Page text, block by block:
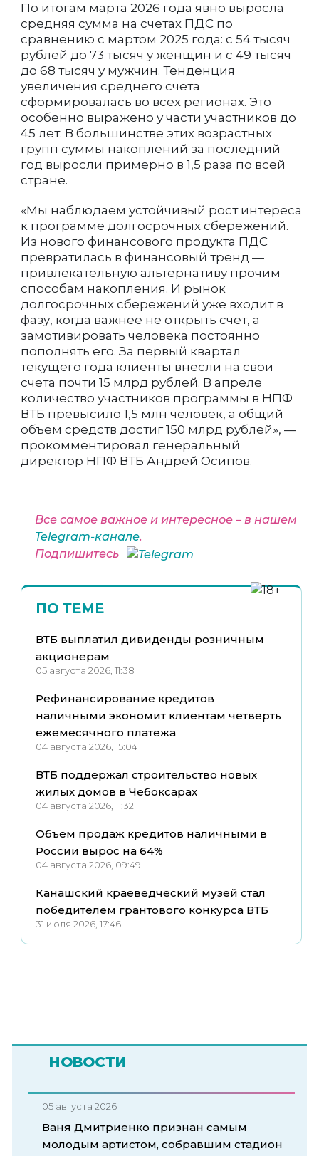
По итогам марта 2026 года явно выросла
средняя сумма на счетах ПДС по
сравнению с мартом 2025 года: с 54 тысяч
рублей до 73 тысяч у женщин и с 49 тысяч
до 68 тысяч у мужчин. Тенденция
увеличения среднего счета
сформировалась во всех регионах. Это
особенно выражено у части участников до
45 лет. В большинстве этих возрастных
групп суммы накоплений за последний
год выросли примерно в 1,5 раза по всей
стране.
«Мы наблюдаем устойчивый рост интереса
к программе долгосрочных сбережений.
Из нового финансового продукта ПДС
превратилась в финансовый тренд —
привлекательную альтернативу прочим
способам накопления. И рынок
долгосрочных сбережений уже входит в
фазу, когда важнее не открыть счет, а
замотивировать человека постоянно
пополнять его. За первый квартал
текущего года клиенты внесли на свои
счета почти 15 млрд рублей. В апреле
количество участников программы в НПФ
ВТБ превысило 1,5 млн человек, а общий
объем средств достиг 150 млрд рублей», —
прокомментировал генеральный
директор НПФ ВТБ Андрей Осипов.
Все самое важное и интересное – в нашем
Telegram-канале.
Подпишитесь
ПО ТЕМЕ
ВТБ выплатил дивиденды розничным
акционерам
05 августа 2026, 11:38
Рефинансирование кредитов
наличными экономит клиентам четверть
ежемесячного платежа
04 августа 2026, 15:04
ВТБ поддержал строительство новых
жилых домов в Чебоксарах
04 августа 2026, 11:32
Объем продаж кредитов наличными в
России вырос на 64%
04 августа 2026, 09:49
Канашский краеведческий музей стал
победителем грантового конкурса ВТБ
31 июля 2026, 17:46
НОВОСТИ
05 августа 2026
Ваня Дмитриенко признан самым
молодым артистом, собравшим стадион